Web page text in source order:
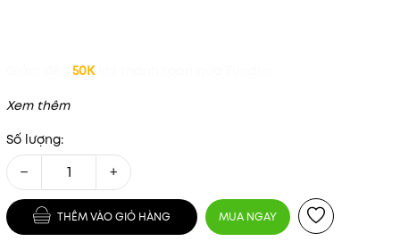
50K
Xem thêm
Số lượng:
− +
THÊM VÀO GIỎ HÀNG MUA NGAY
Mã khuyến mãi: